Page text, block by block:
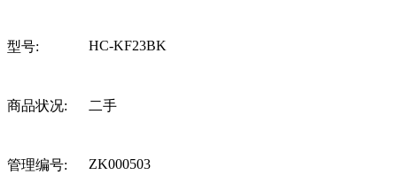
型号: HC-KF23BK
商品状况: 二手
管理编号: ZK000503